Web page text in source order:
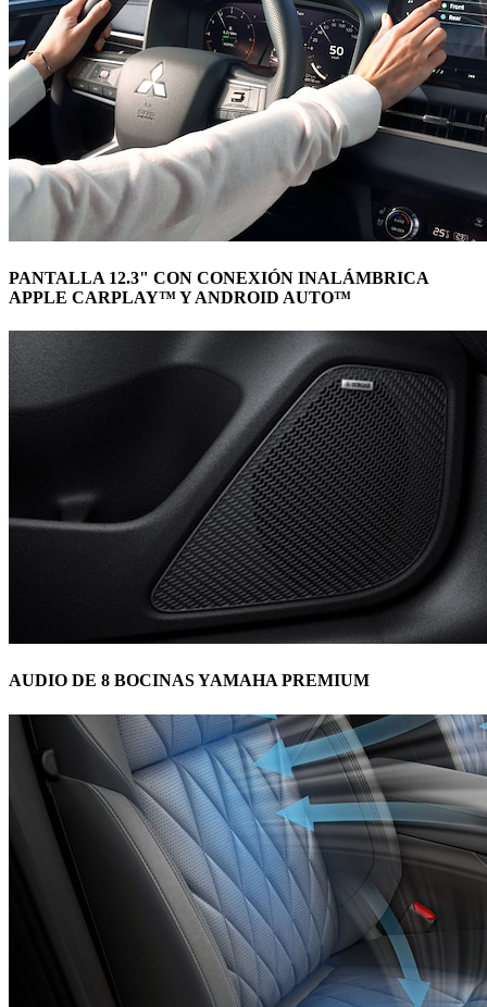
PANTALLA 12.3" CON CONEXIÓN INALÁMBRICA
APPLE CARPLAY™ Y ANDROID AUTO™
AUDIO DE 8 BOCINAS YAMAHA PREMIUM